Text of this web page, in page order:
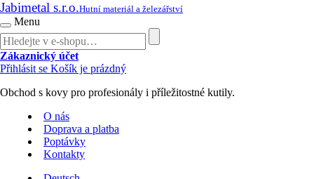
Jabimetal s.r.o.Hutní materiál a železářství
Menu
Zákaznický účet
Přihlásit se Košík je prázdný
Obchod s kovy pro profesionály i příležitostné kutily.
O nás
Doprava a platba
Poptávky
Kontakty